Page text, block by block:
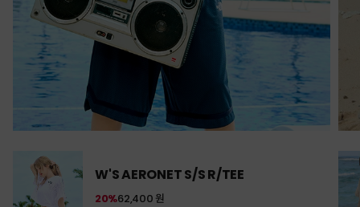
W'S AERONET S/S R/TEE
62,400 원
20%